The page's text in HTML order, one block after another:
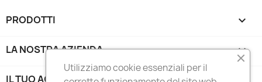
PRODOTTI 
LA NOSTRA AZIENDA 
IL TUO ACCOUNT
Utilizziamo cookie essenziali per il